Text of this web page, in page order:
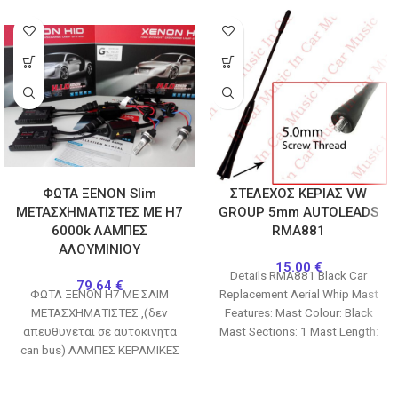
ΦΩΤΑ ΞΕΝΟΝ Slim
ΜΕΤΑΣΧΗΜΑΤΙΣΤΕΣ ΜΕ H7
6000k ΛΑΜΠΕΣ
ΑΛΟΥΜΙΝΙΟΥ
79.64 €
ΦΩΤΑ ΞΕΝΟΝ Η7 ΜΕ ΣΛΙΜ
ΜΕΤΑΣΧΗΜΑΤΙΣΤΕΣ ,(δεν
απευθυνεται σε αυτοκινητα
can bus) ΛΑΜΠΕΣ ΚΕΡΑΜΙΚΕΣ
ΣΤΕΛΕΧΟΣ ΚΕΡΙΑΣ VW
GROUP 5mm AUTOLEADS
RMA881
15.00 €
Details RMA881 Black Car
Replacement Aerial Whip Mast
Features: Mast Colour: Black
Mast Sections: 1 Mast Length: